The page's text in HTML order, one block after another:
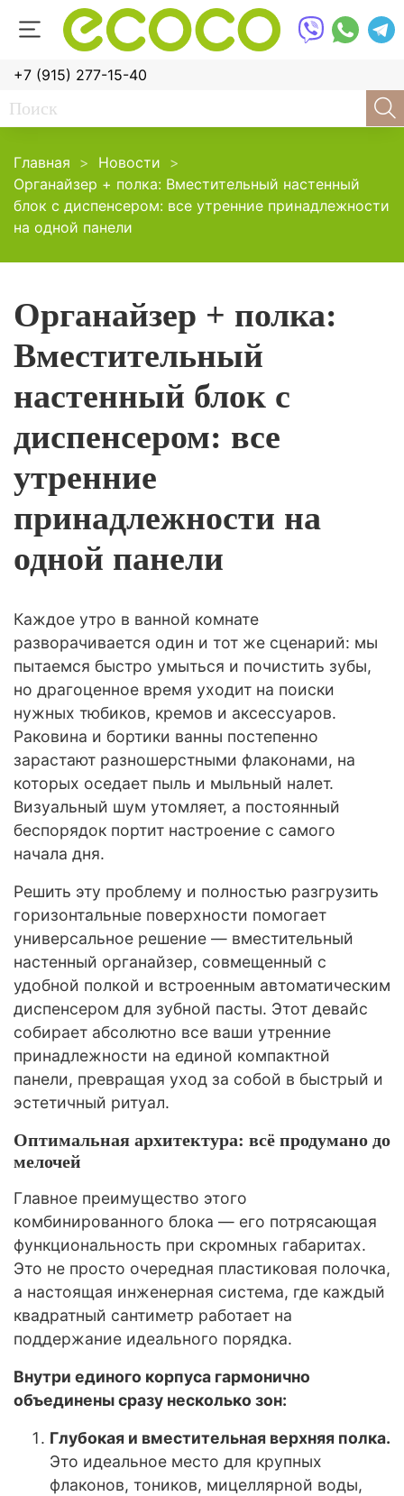
+7 (915) 277-15-40
Главная
Новости
Органайзер + полка: Вместительный настенный
блок с диспенсером: все утренние принадлежности
на одной панели
Органайзер + полка:
Вместительный
настенный блок с
диспенсером: все
утренние
принадлежности на
одной панели
Каждое утро в ванной комнате
разворачивается один и тот же сценарий: мы
пытаемся быстро умыться и почистить зубы,
но драгоценное время уходит на поиски
нужных тюбиков, кремов и аксессуаров.
Раковина и бортики ванны постепенно
зарастают разношерстными флаконами, на
которых оседает пыль и мыльный налет.
Визуальный шум утомляет, а постоянный
беспорядок портит настроение с самого
начала дня.
Решить эту проблему и полностью разгрузить
горизонтальные поверхности помогает
универсальное решение — вместительный
настенный органайзер, совмещенный с
удобной полкой и встроенным автоматическим
диспенсером для зубной пасты. Этот девайс
собирает абсолютно все ваши утренние
принадлежности на единой компактной
панели, превращая уход за собой в быстрый и
эстетичный ритуал.
Оптимальная архитектура: всё продумано до
мелочей
Главное преимущество этого
комбинированного блока — его потрясающая
функциональность при скромных габаритах.
Это не просто очередная пластиковая полочка,
а настоящая инженерная система, где каждый
квадратный сантиметр работает на
поддержание идеального порядка.
Внутри единого корпуса гармонично
объединены сразу несколько зон:
Глубокая и вместительная верхняя полка.
Это идеальное место для крупных
флаконов, тоников, мицеллярной воды,